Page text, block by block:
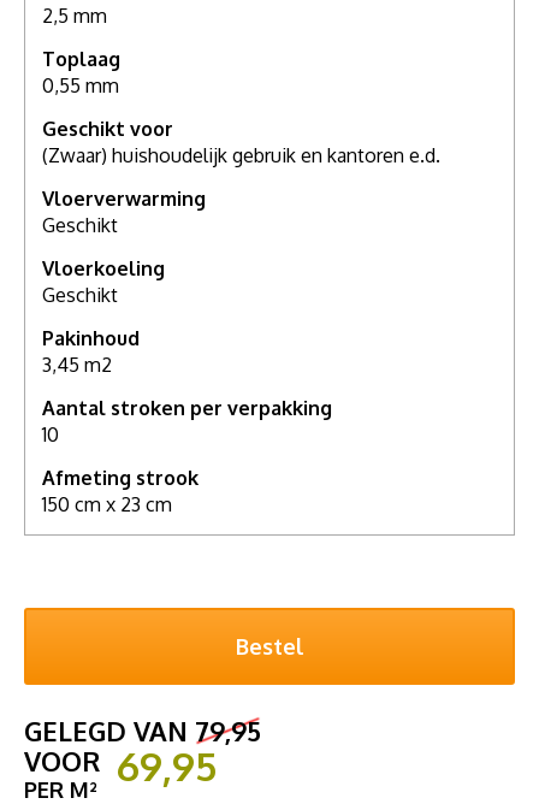
2,5 mm
Toplaag
0,55 mm
Geschikt voor
(Zwaar) huishoudelijk gebruik en kantoren e.d.
Vloerverwarming
Geschikt
Vloerkoeling
Geschikt
Pakinhoud
3,45 m2
Aantal stroken per verpakking
10
Afmeting strook
150 cm x 23 cm
GELEGD VAN 79,95
VOOR 69,95
PER M²